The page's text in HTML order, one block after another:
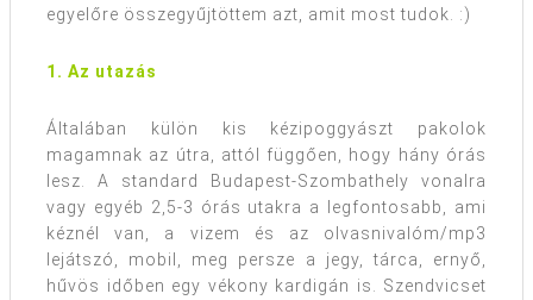
egyelőre összegyűjtöttem azt, amit most tudok. :)
1. Az utazás
Általában külön kis kézipoggyászt pakolok
magamnak az útra, attól függően, hogy hány órás
lesz. A standard Budapest-Szombathely vonalra
vagy egyéb 2,5-3 órás utakra a legfontosabb, ami
kéznél van, a vizem és az olvasnivalóm/mp3
lejátszó, mobil, meg persze a jegy, tárca, ernyő,
hűvös időben egy vékony kardigán is. Szendvicset